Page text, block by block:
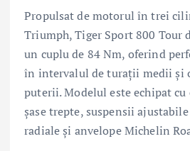
Propulsat de motorul în trei
Triumph, Tiger Sport 800 Tour
un cuplu de 84 Nm, oferind
în intervalul de turații medii și
puterii. Modelul este echipat cu
șase trepte, suspensii
radiale și anvelope Michelin